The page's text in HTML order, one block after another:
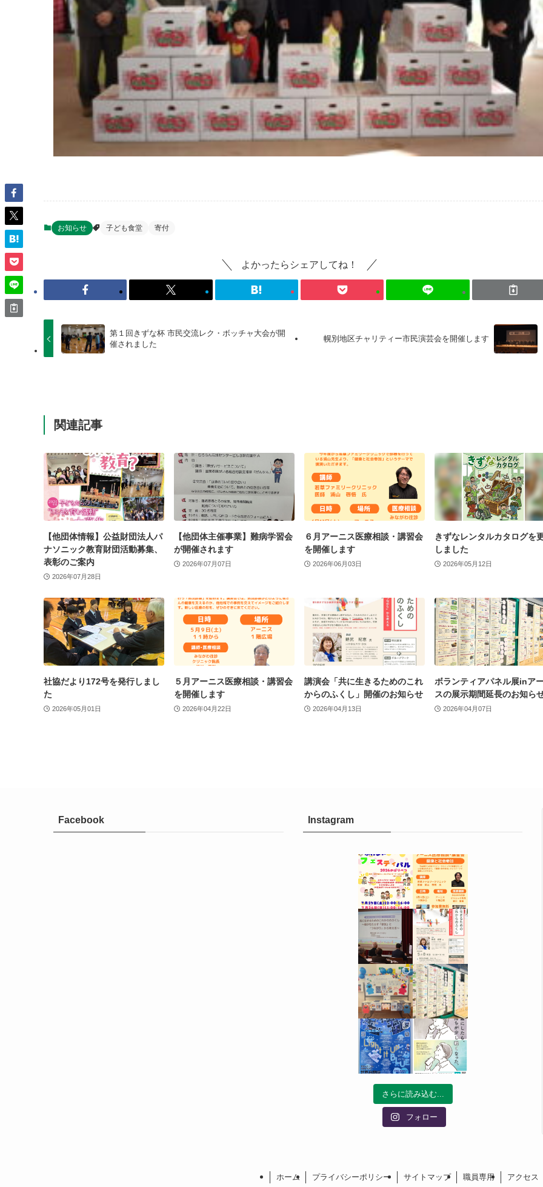
お知らせ 子ども食堂 寄付
よかったらシェアしてね！
第１回きずな杯 市民交流レク・ボッチャ大会が開
催されました
幌別地区チャリティー市民演芸会を開催します
関連記事
【他団体情報】公益財団法人パ
ナソニック教育財団活動募集、
表彰のご案内
2026年07月28日
【他団体主催事業】難病学習会
が開催されます
2026年07月07日
６月アーニス医療相談・講習会
を開催します
2026年06月03日
きずなレンタルカタログを
しました
2026年05月12日
社協だより172号を発行しまし
た
2026年05月01日
５月アーニス医療相談・講習会
を開催します
2026年04月22日
講演会「共に生きるためのこれ
からのふくし」開催のお知らせ
2026年04月13日
ボランティアパネル展inア
スの展示期間延長のお知ら
2026年04月07日
Facebook Instagram
さらに読み込む...
フォロー
ホーム プライバシーポリシー サイトマップ 職員専用 アクセス